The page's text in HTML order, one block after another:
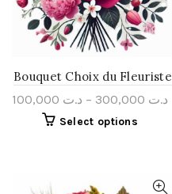
Bouquet Choix du Fleuriste
د.ت – د.ت
Select options